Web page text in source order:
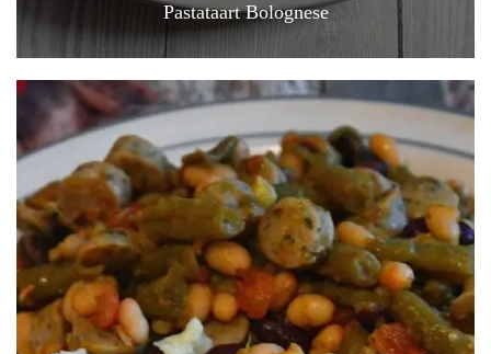
Pastataart Bolognese